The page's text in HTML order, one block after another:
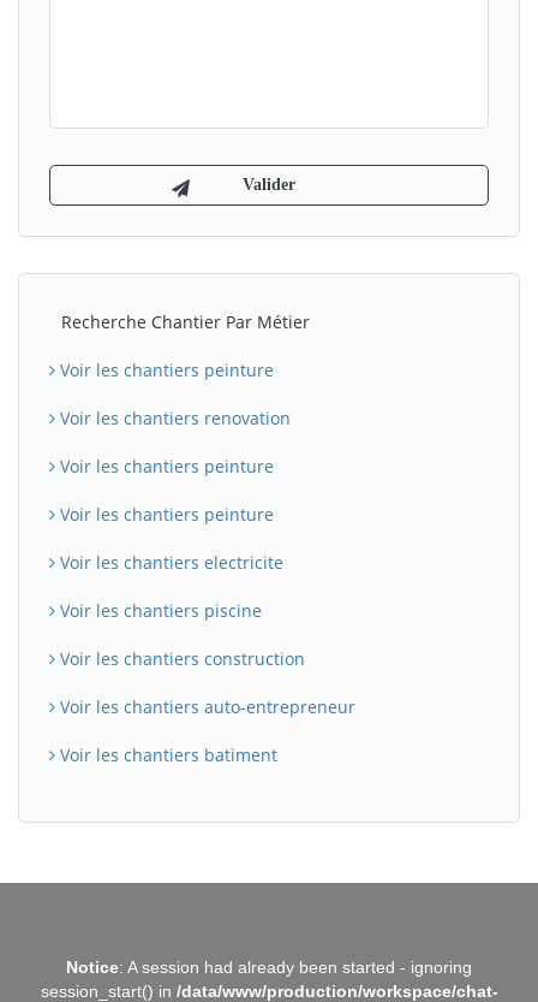
Recherche Chantier Par Métier
Voir les chantiers peinture
Voir les chantiers renovation
Voir les chantiers peinture
Voir les chantiers peinture
Voir les chantiers electricite
Voir les chantiers piscine
Voir les chantiers construction
Voir les chantiers auto-entrepreneur
Voir les chantiers batiment
Notice: A session had already been started - ignoring
session_start() in /data/www/production/workspace/chat-
B
Assistant en ligne